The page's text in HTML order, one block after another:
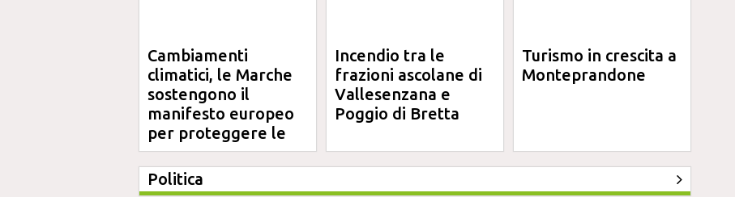
Cambiamenti
climatici, le Marche
sostengono il
manifesto europeo
per proteggere le
aree costiere
Incendio tra le
frazioni ascolane di
Vallesenzana e
Poggio di Bretta
Turismo in crescita a
Monteprandone
Politica